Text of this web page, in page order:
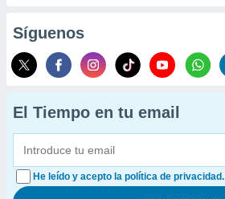
Síguenos
El Tiempo en tu email
He leído y acepto la política de privacidad.